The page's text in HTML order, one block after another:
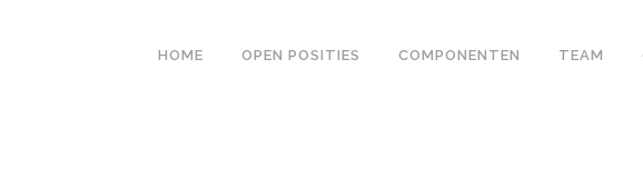
HOME OPEN POSITIES COMPONENTEN TEAM